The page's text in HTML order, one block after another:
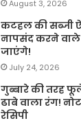
August 3, 2026
कटहल की सब्जी
नापसंद करने वाले
जाएंगे!
July 24, 2026
गुब्बारे की तरह
ढाबे वाला रंग!
रेसिपी